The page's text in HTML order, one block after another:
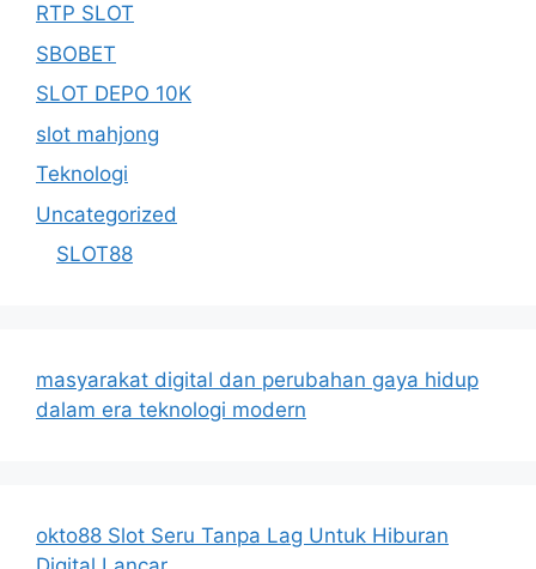
RTP SLOT
SBOBET
SLOT DEPO 10K
slot mahjong
Teknologi
Uncategorized
SLOT88
masyarakat digital dan perubahan gaya hidup
dalam era teknologi modern
okto88 Slot Seru Tanpa Lag Untuk Hiburan